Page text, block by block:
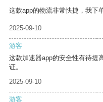
这款app的物流非常快捷，我下
2025-09-10
游客
这款加速器app的安全性有待提
证。
2025-09-10
游客